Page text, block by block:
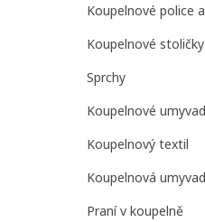
Koupelnové police
Koupelnové
Sprchy
Koupelnové
Koupelnový textil
Koupelnová
Praní v koupelně